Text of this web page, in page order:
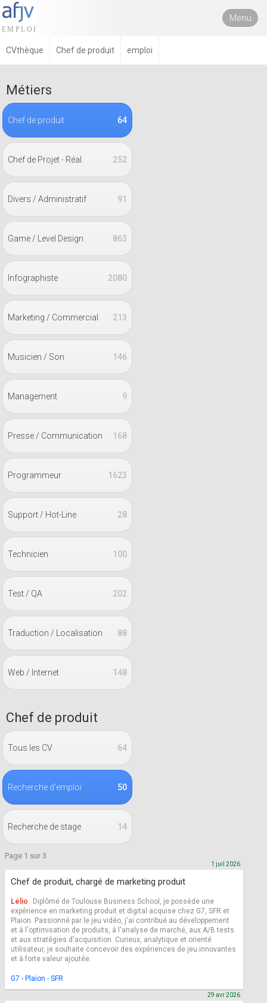
Menu
CVthèque Chef de produit emploi
Métiers
64
Chef de produit
252
Chef de Projet - Réal.
91
Divers / Administratif
863
Game / Level Design
2080
Infographiste
213
Marketing / Commercial
146
Musicien / Son
9
Management
168
Presse / Communication
1623
Programmeur
28
Support / Hot-Line
100
Technicien
202
Test / QA
88
Traduction / Localisation
148
Web / Internet
Chef de produit
64
Tous les CV
50
Recherche d'emploi
14
Recherche de stage
Page 1 sur 3
Chef de produit, chargé de marketing produit
1 juil 2026
Lélio
Diplômé de Toulouse Business School, je possède une
expérience en marketing produit et digital acquise chez G7, SFR et
Plaion. Passionné par le jeu vidéo, j'ai contribué au développement
et à l'optimisation de produits, à l'analyse de marché, aux A/B tests
et aux stratégies d'acquisition. Curieux, analytique et orienté
utilisateur, je souhaite concevoir des expériences de jeu innovantes
et à forte valeur ajoutée.
G7 - Plaion - SFR
29 avr 2026